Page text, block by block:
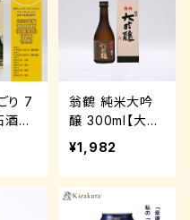
り 7
酒
翁鶴 純米大吟
醸 300ml【大石
酒造】
¥1,982